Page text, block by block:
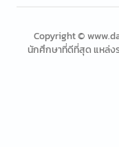
Copyright ©
นักศึกษาที่ดีที่สุด แหล่งร